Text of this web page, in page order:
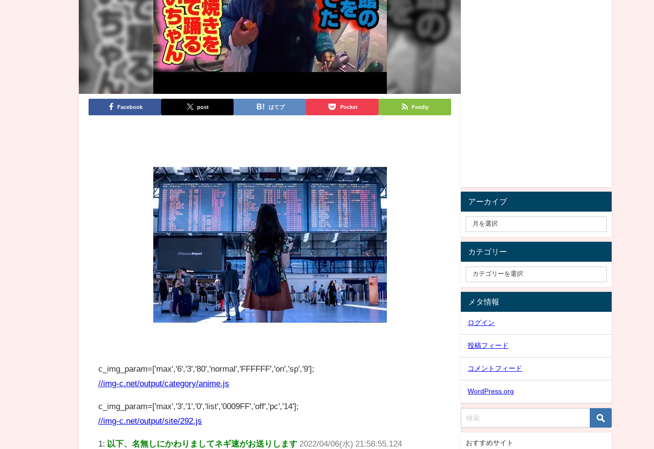
Facebook post はてブ Pocket Feedly
c_img_param=['max','6','3','80','normal','FFFFFF','on','sp','9'];
//img-c.net/output/category/anime.js
c_img_param=['max','3','1','0','list','0009FF','off','pc','14'];
//img-c.net/output/site/292.js
1: 以下、名無しにかわりましてネギ速がお送りします 2022/04/06(水) 21:58:55.124
アーカイブ
カテゴリー
メタ情報
ログイン
投稿フィード
コメントフィード
WordPress.org
おすすめサイト